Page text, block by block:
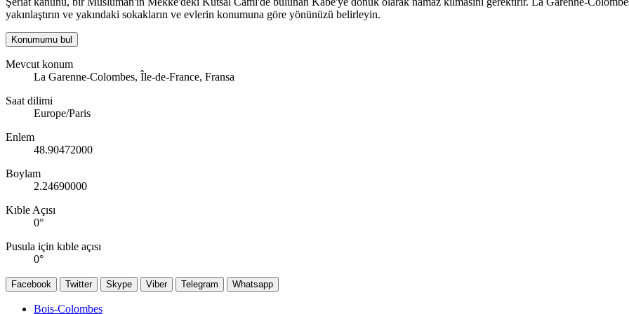
yakınlaştırın ve yakındaki sokakların ve evlerin konumuna göre yönünüzü belirleyin.
Konumumu bul
Mevcut konum
La Garenne-Colombes, Île-de-France, Fransa
Saat dilimi
Europe/Paris
Enlem
48.90472000
Boylam
2.24690000
Kıble Açısı
0°
Pusula için kıble açısı
0°
Facebook Twitter Skype Viber Telegram Whatsapp
Bois-Colombes